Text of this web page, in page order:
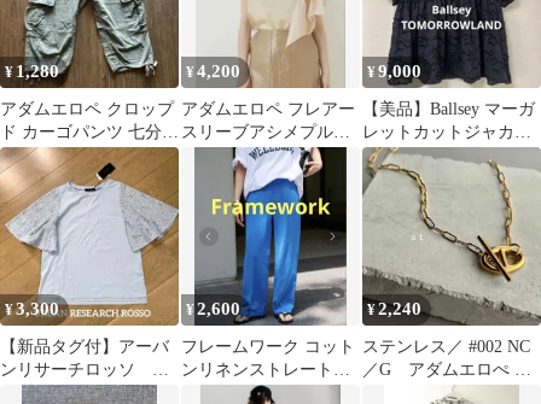
¥ 1,280
アダムエロペ クロップ
ド カーゴパンツ 七分丈
カーキ 38 M ハーフパ
ンツ
¥4,200
アダムエロペ フレアー
スリーブアシメプルオ
¥9,000
【美品】Ballsey マーガ
レットカットジャカー
ド ウエストギャザーブ
ラウス
¥3,300
【新品タグ付】アーバ
ンリサーチロッソ ペ
イズリーレースフレア
¥2,600
フレームワーク コット
ンリネンストレートパ
¥2,240
ステンレス／ #002 NC
／G アダムエロぺ ト
ゥデイフル お好きな方